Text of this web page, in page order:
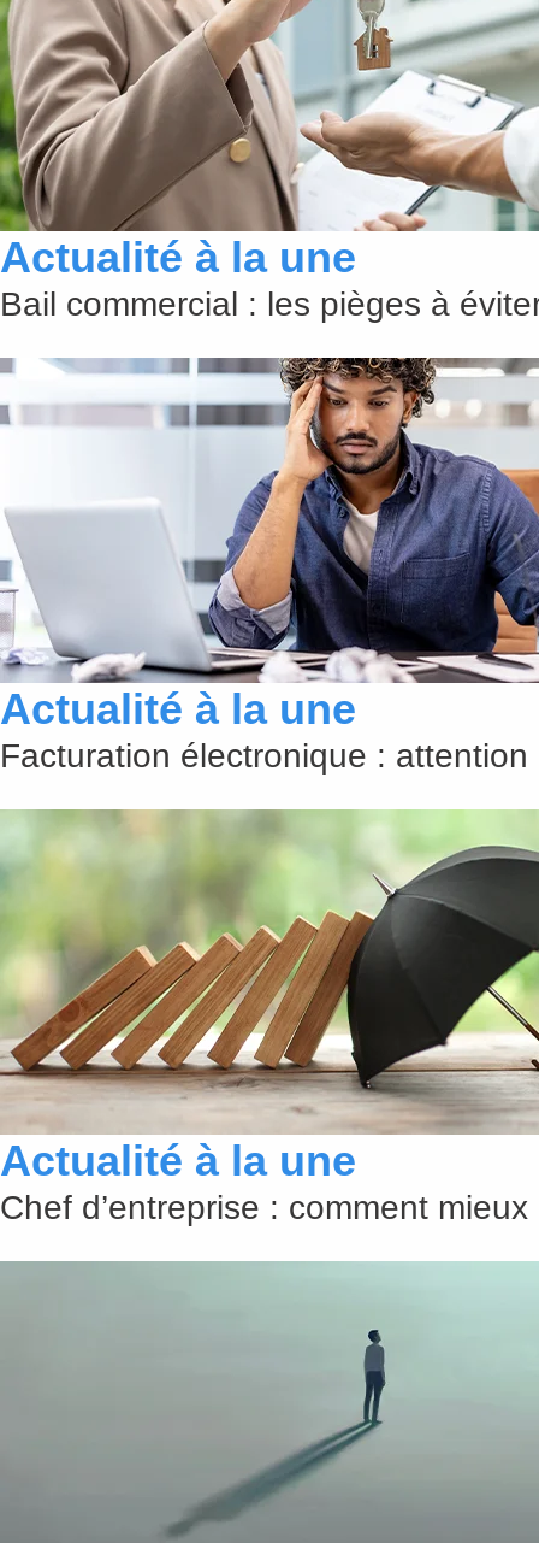
Actualité à la une
Bail commercial : les pièges à
Actualité à la une
Facturation électronique :
Actualité à la une
Chef d’entreprise : comment